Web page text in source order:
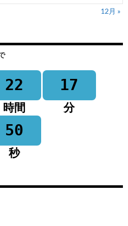
12月 »
22
時間
17
分
50
秒